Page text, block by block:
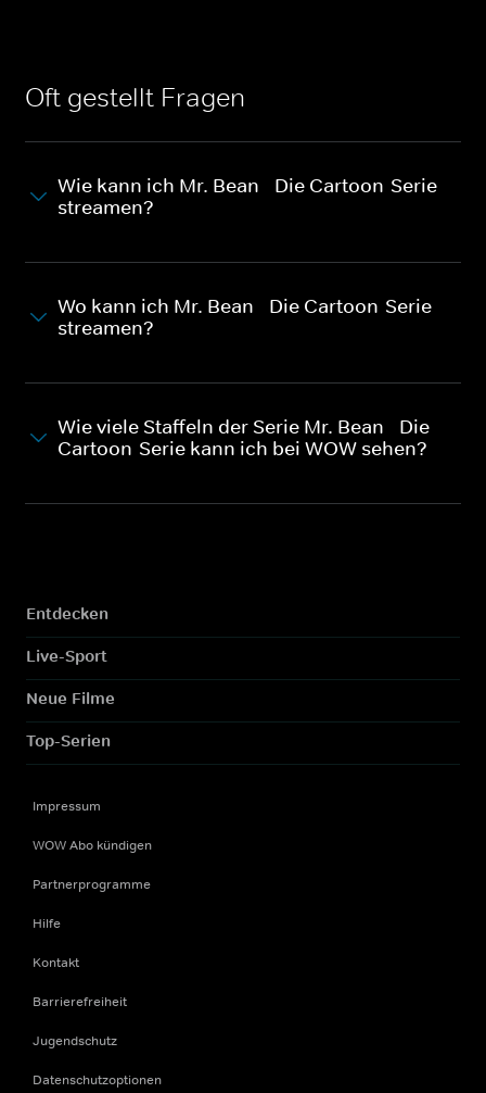
Oft gestellt Fragen
Wie kann ich Mr. Bean - Die Cartoon-Serie
streamen?
Wo kann ich Mr. Bean - Die Cartoon-Serie
streamen?
Wie viele Staffeln der Serie Mr. Bean - Die
Cartoon-Serie kann ich bei WOW sehen?
Entdecken
Live-Sport
Neue Filme
Top-Serien
Impressum
WOW Abo kündigen
Partnerprogramme
Hilfe
Kontakt
Barrierefreiheit
Jugendschutz
Datenschutzoptionen